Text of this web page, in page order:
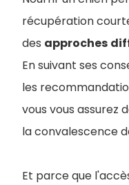
récupération
des approches
En suivant ses
les
vous vous assurez
la convalescence
Et parce que